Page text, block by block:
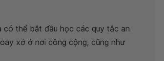
thể bắt đầu học các quy tắc an
xở ở nơi công cộng, cũng như